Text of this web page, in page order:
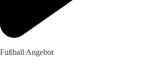
Fußball Angebot